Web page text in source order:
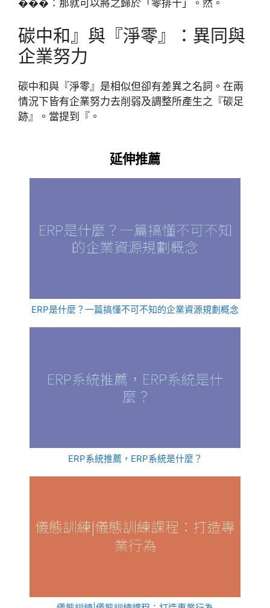
���：那就可以將之歸於「零排十」。然。
碳中和』與『淨零』：異同與
企業努力
碳中和與『淨零』是相似但卻有差異之名詞。在兩
情況下皆有企業努力去削弱及調整所產生之『碳足
跡』。當提到『。
延伸推薦
ERP是什麼？一篇搞懂不可不知的企業資源規劃概念
ERP系統推薦，ERP系統是什麼？